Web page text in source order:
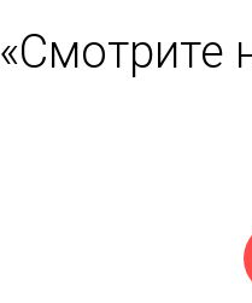
«Смотрите